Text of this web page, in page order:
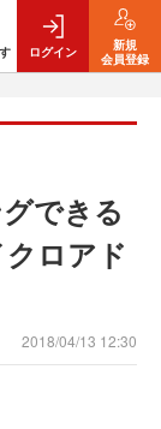
ログイン
新規
会員登録
できる
ロアド
2018/04/13 12:30